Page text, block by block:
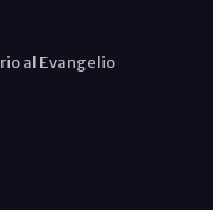
al Evangelio